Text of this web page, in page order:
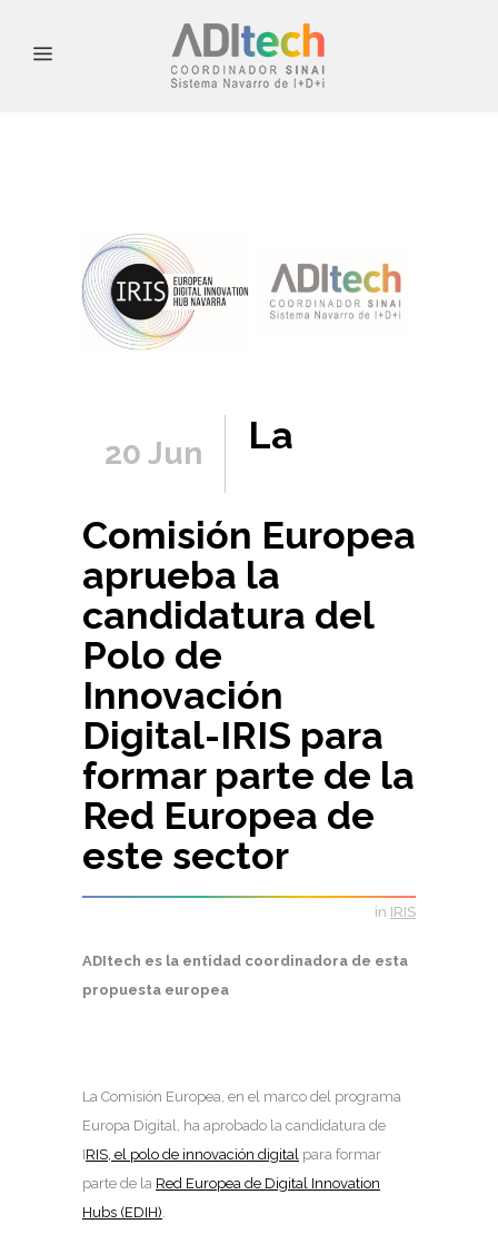
20 Jun La
Comisión Europea
aprueba la
candidatura del
Polo de
Innovación
Digital-IRIS para
formar parte de la
Red Europea de
este sector
in IRIS
ADItech es la entidad coordinadora de esta
propuesta europea
La Comisión Europea, en el marco del programa
Europa Digital, ha aprobado la candidatura de
IRIS, el polo de innovación digital para formar
parte de la Red Europea de Digital Innovation
Hubs (EDIH)